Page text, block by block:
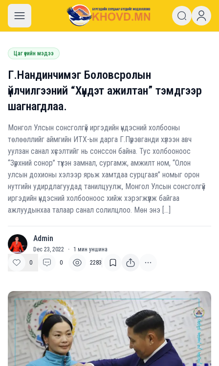
khovd.mn
Цаг үеийн мэдээ
Г.Нандинчимэг Боловсролын
үйлчилгээний “Хүндэт ажилтан” тэмдгээр
шагнагдлаа.
Монгол Улсын сонсголгүй иргэдийн үндэсний холбооны
төлөөллийг аймгийн ИТХ-ын дарга Г.Пүрэвганди хүлээн авч
уулзан санал хүсэлтийг нь сонссон байна. Тус холбооноос
“Зүрхний сонор” түүхэн замнал, сургамж, амжилт ном, “Олон
улсын дохионы хэлээр ярьж хамтдаа сурцгаая” номыг орон
нутгийн удирдлагуудад танилцуулж, Монгол Улсын сонсголгүй
иргэдийн үндэсний холбооноос хийж хэрэгжүүлж байгаа
ажлуудынхаа талаар санал солилцлоо. Мөн энэ […]
A Admin
Dec 23, 2022 · 1 мин уншина
0
0 2283